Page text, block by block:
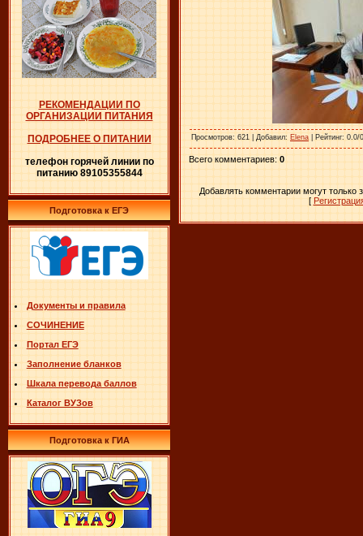
РЕКОМЕНДАЦИИ ПО
ОРГАНИЗАЦИИ ПИТАНИЯ
ПОДРОБНЕЕ О ПИТАНИИ
телефон горячей линии по
питанию 89105355844
Подготовка к ЕГЭ
Документы и правила
СОЧИНЕНИЕ
Портал ЕГЭ
Заполнение бланков
Шкала перевода баллов
Каталог ВУЗов
Подготовка к ГИА
Просмотров: 621 | Добавил: Elena Рейтинг: 0.0/
Всего комментариев: 0
Добавлять комментарии могут только
[